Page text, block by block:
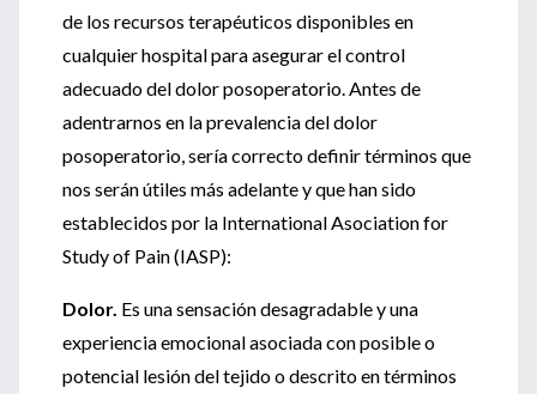
de los recursos terapéuticos disponibles en
cualquier hospital para asegurar el control
adecuado del dolor posoperatorio. Antes de
adentrarnos en la prevalencia del dolor
posoperatorio, sería correcto definir términos que
nos serán útiles más adelante y que han sido
establecidos por la International Asociation for
Study of Pain (IASP):
Dolor. Es una sensación desagradable y una
experiencia emocional asociada con posible o
potencial lesión del tejido o descrito en términos